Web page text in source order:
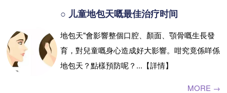
情】
○ 儿童地包天嘅最佳治疗时间
地包天"會影響整個口腔、顏面、顎骨嘅生長發
育，對兒童嘅身心造成好大影響。咁究竟係咩係
地包天？點樣預防呢？...【詳情】
MORE →